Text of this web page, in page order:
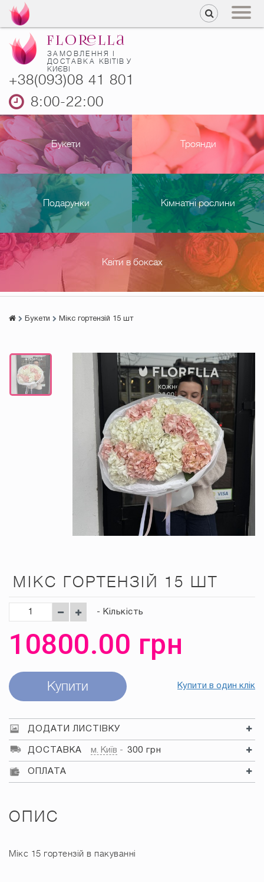
ЗАМОВЛЕННЯ І
ДОСТАВКА КВІТІВ У
КИЄВІ
+38(093)08 41 801
8:00-22:00
Букети Троянди
Подарунки Кімнатні рослини
Квіти в боксах
Букети Мікс гортензій 15 шт
МІКС ГОРТЕНЗІЙ 15 ШТ
- Кількість
10800.00 грн
Купити Купити в один клік
ДОДАТИ ЛИСТІВКУ
ДОСТАВКА м. Київ 300 грн
ОПЛАТА
ОПИС
Мікс 15 гортензій в пакуванні